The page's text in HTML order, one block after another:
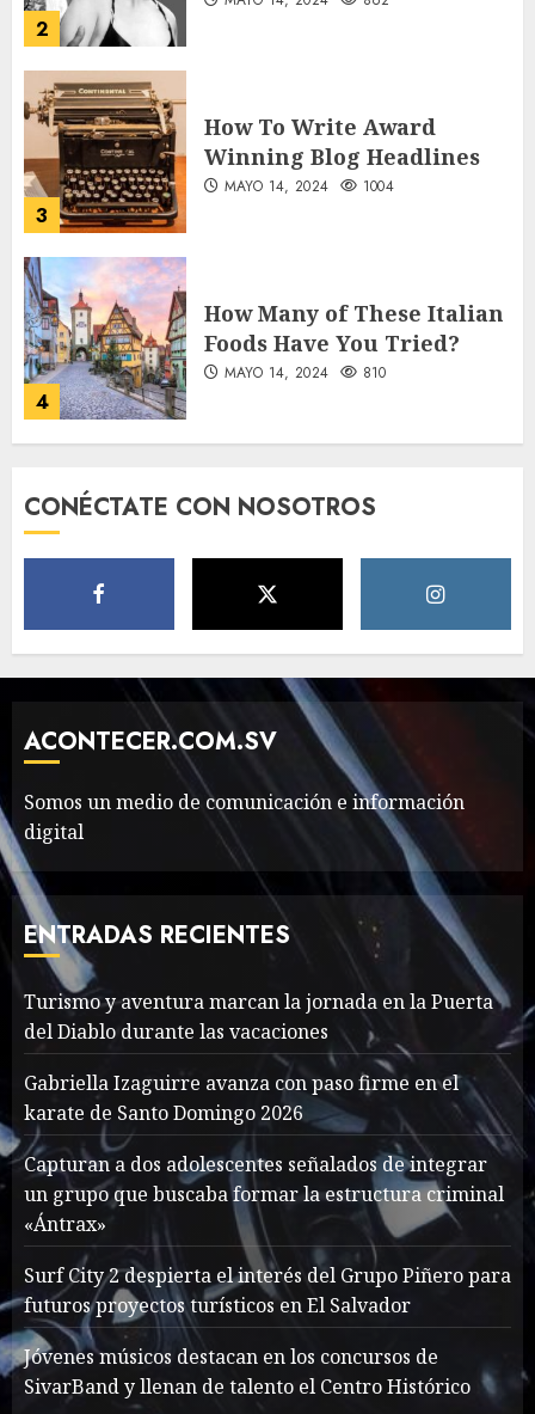
2
3
How To Write Award
Winning Blog Headlines
MAYO 14, 2024 1004
4
How Many of These Italian
Foods Have You Tried?
MAYO 14, 2024 810
Classic Cars in a Retro
The full story of
Thailand’s extraordinary
cave rescue
MAYO 14, 2024 1002
7
Valentino Goes
Deliberately Feminine for
Fall 2018
MAYO 16, 2024 765
1
Searching for the
forgotten heroes of World
War Two
MAYO 14, 2024 860
2
What’s Scarier Than the
Sex Talk? Its About Weight
MAYO 14, 2024 862
CONÉCTATE CON NOSOTROS
ACONTECER.COM.SV
Somos un medio de comunicación e información
digital
ENTRADAS RECIENTES
Turismo y aventura marcan la jornada en la Puerta
del Diablo durante las vacaciones
Gabriella Izaguirre avanza con paso firme en el
karate de Santo Domingo 2026
Capturan a dos adolescentes señalados de integrar
un grupo que buscaba formar la estructura criminal
«Ántrax»
Surf City 2 despierta el interés del Grupo Piñero para
futuros proyectos turísticos en El Salvador
Jóvenes músicos destacan en los concursos de
SivarBand y llenan de talento el Centro Histórico